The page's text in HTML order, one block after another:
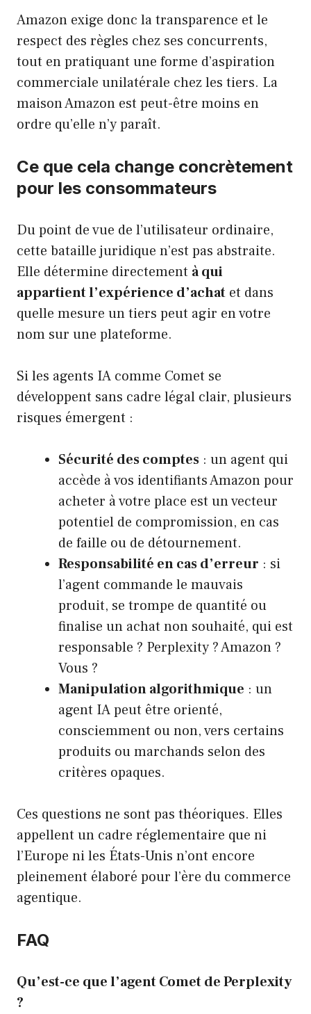
Amazon exige donc la transparence et le
respect des règles chez ses concurrents,
tout en pratiquant une forme d’aspiration
commerciale unilatérale chez les tiers. La
maison Amazon est peut-être moins en
ordre qu’elle n’y paraît.
Ce que cela change concrètement
pour les consommateurs
Du point de vue de l’utilisateur ordinaire,
cette bataille juridique n’est pas abstraite.
Elle détermine directement à qui
appartient l’expérience d’achat et dans
quelle mesure un tiers peut agir en votre
nom sur une plateforme.
Si les agents IA comme Comet se
développent sans cadre légal clair, plusieurs
risques émergent :
Sécurité des comptes : un agent qui
accède à vos identifiants Amazon pour
acheter à votre place est un vecteur
potentiel de compromission, en cas
de faille ou de détournement.
Responsabilité en cas d’erreur : si
l’agent commande le mauvais
produit, se trompe de quantité ou
finalise un achat non souhaité, qui est
responsable ? Perplexity ? Amazon ?
Vous ?
Manipulation algorithmique : un
agent IA peut être orienté,
consciemment ou non, vers certains
produits ou marchands selon des
critères opaques.
Ces questions ne sont pas théoriques. Elles
appellent un cadre réglementaire que ni
l’Europe ni les États-Unis n’ont encore
pleinement élaboré pour l’ère du commerce
agentique.
FAQ
Qu’est-ce que l’agent Comet de Perplexity
?